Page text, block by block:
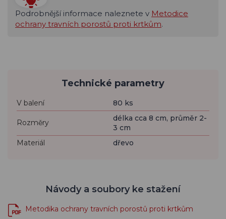
Podrobnější informace naleznete v Metodice
ochrany travních porostů proti krtkům.
Technické parametry
V balení 80 ks
Rozměry
délka cca 8 cm, průměr 2-
3 cm
Materiál
dřevo
Návody a soubory ke stažení
Metodika ochrany travních porostů proti krtkům